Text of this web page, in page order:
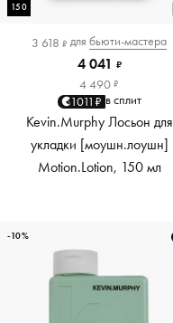
150
3 618 ₽ для бьюти-мастера
4 041 ₽
4 490 ₽
1011₽ в сплит
Kevin.Murphy Лосьон для
укладки [моушн.лоушн]
Motion.Lotion, 150 мл
-10%